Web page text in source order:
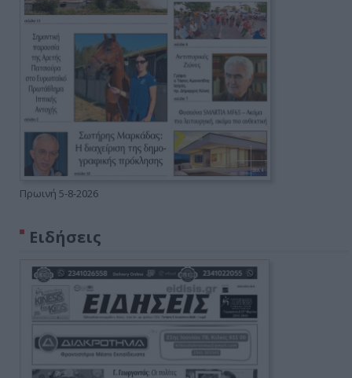
Πρωινή 5-8-2026
Ειδήσεις